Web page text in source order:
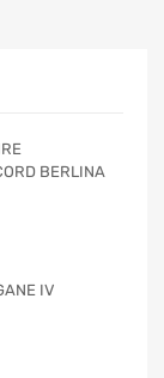
BERLINA
IV